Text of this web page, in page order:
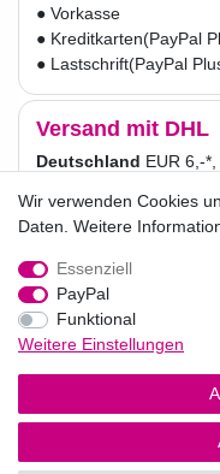
Wir verwenden Cookies
Daten. Weitere
Essenziell
PayPal
Funktional
Weitere Einstellungen
● Vorkasse
● Kreditkarten(PayPal
● Lastschrift(PayPal
Versand mit DHL
Deutschland EUR 6,-*,
ÖsterreichEUR 9,-*,
Versandkostenfrei ab
* für Endkunden.
Impressum
Wir verwenden Cookies
Daten. Weitere
Essenziell
PayPal
Funktional
Weitere Einstellungen